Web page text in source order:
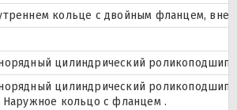
кольце с двойным фланцем,
цилиндрический
цилиндрический
Наружное кольцо с фланцем .